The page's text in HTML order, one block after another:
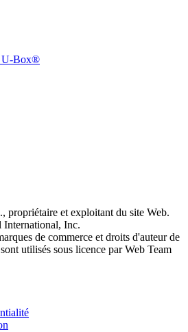
U-Box®
propriétaire et exploitant du site Web.
International, Inc.
de commerce et droits d'auteur de
utilisés sous licence par Web Team